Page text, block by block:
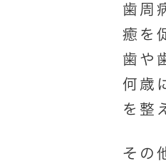
歯周
癒を
歯や
何歳
を整
その